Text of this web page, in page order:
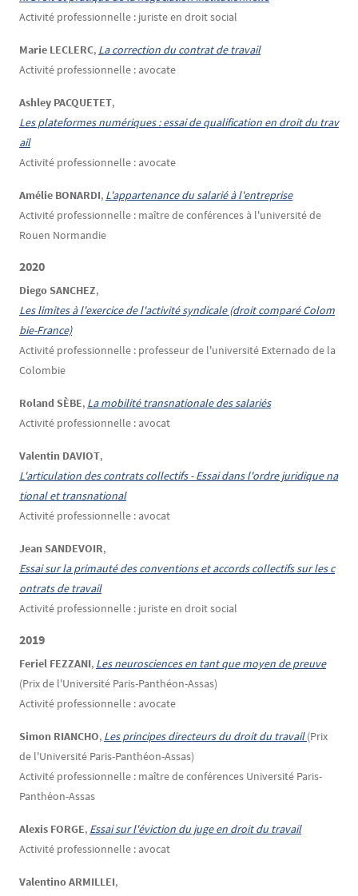
Activité professionnelle : juriste en droit social
Marie LECLERC, La correction du contrat de travail
Activité professionnelle : avocate
Ashley PACQUETET,
Les plateformes numériques : essai de qualification en droit du trav
ail
Activité professionnelle : avocate
Amélie BONARDI, L'appartenance du salarié à l'entreprise
Activité professionnelle : maître de conférences à l'université de
Rouen Normandie
2020
Diego SANCHEZ,
Les limites à l'exercice de l'activité syndicale (droit comparé Colom
bie-France)
Activité professionnelle : professeur de l'université Externado de la
Colombie
Roland SÈBE, La mobilité transnationale des salariés
Activité professionnelle : avocat
Valentin DAVIOT,
L'articulation des contrats collectifs - Essai dans l'ordre juridique na
tional et transnational
Activité professionnelle : avocat
Jean SANDEVOIR,
Essai sur la primauté des conventions et accords collectifs sur les c
ontrats de travail
Activité professionnelle : juriste en droit social
2019
Feriel FEZZANI, Les neurosciences en tant que moyen de preuve
(Prix de l'Université Paris-Panthéon-Assas)
Activité professionnelle : avocate
Simon RIANCHO, Les principes directeurs du droit du travail (Prix
de l'Université Paris-Panthéon-Assas)
Activité professionnelle : maître de conférences Université Paris-
Panthéon-Assas
Alexis FORGE, Essai sur l'éviction du juge en droit du travail
Activité professionnelle : avocat
Valentino ARMILLEI,